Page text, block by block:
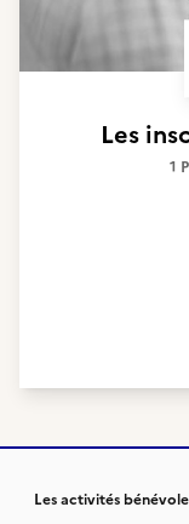
Les
1
Les activités